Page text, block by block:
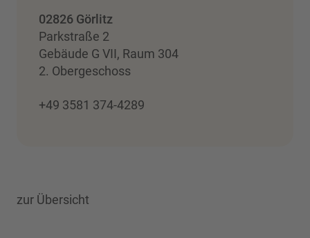
02826 Görlitz
Parkstraße 2
Gebäude G VII, Raum 304
2. Obergeschoss
+49 3581 374-4289
zur Übersicht